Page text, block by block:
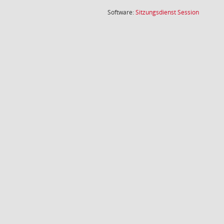
Software:SitzungsdienstSession(Wird in